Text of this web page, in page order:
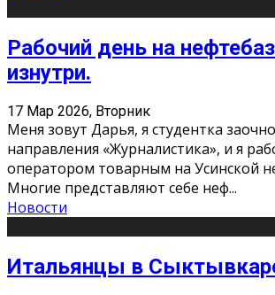
Рабочий день на
изнутри.
17 Мар 2026, Вторник
Меня зовут Дарья, я студентка
направления «Журналистика», и я
оператором товарным на Усинской
Многие представляют себе неф...
Новости
Итальянцы в